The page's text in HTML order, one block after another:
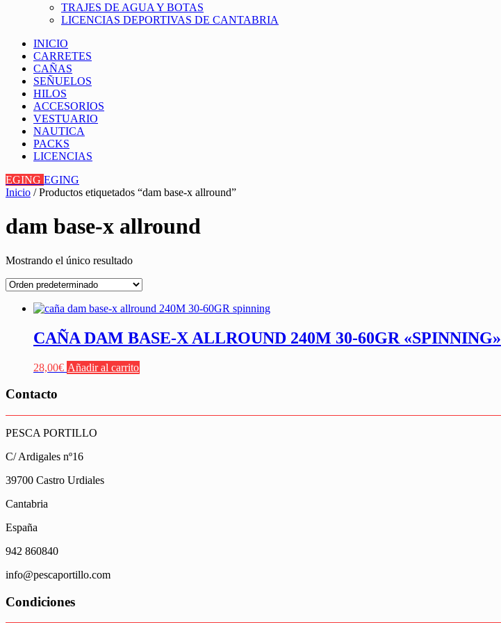
TRAJES DE AGUA Y BOTAS
LICENCIAS DEPORTIVAS DE CANTABRIA
INICIO
CARRETES
CAÑAS
SEÑUELOS
HILOS
ACCESORIOS
VESTUARIO
NAUTICA
PACKS
LICENCIAS
EGING EGING
Inicio / Productos etiquetados “dam base-x allround”
dam base-x allround
Mostrando el único resultado
CAÑA DAM BASE-X ALLROUND 240M 30-60GR «SPINNING»
28,00€ Añadir al carrito
Contacto
PESCA PORTILLO
C/ Ardigales nº16
39700 Castro Urdiales
Cantabria
España
942 860840
info@pescaportillo.com
Condiciones